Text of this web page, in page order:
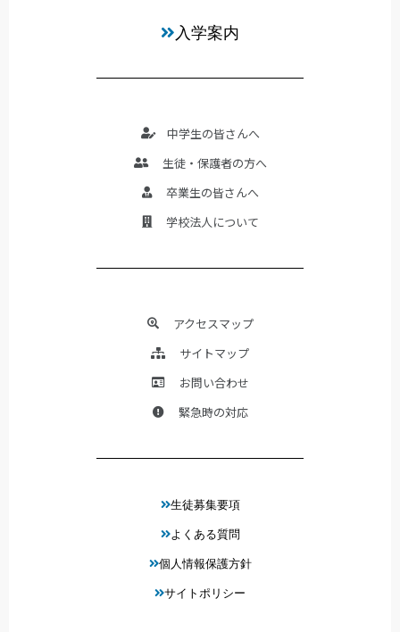
入学案内
中学生の皆さんへ
生徒・保護者の方へ
卒業生の皆さんへ
学校法人について
アクセスマップ
サイトマップ
お問い合わせ
緊急時の対応
生徒募集要項
よくある質問
個人情報保護方針
サイトポリシー